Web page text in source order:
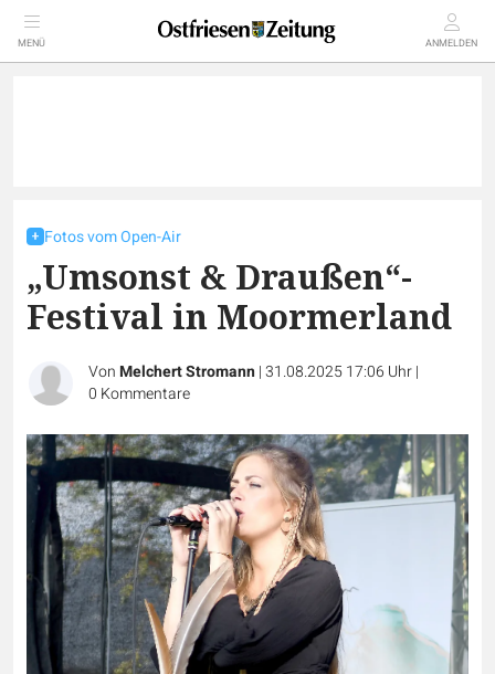
MENÜ ANMELDEN
Fotos vom Open-Air
„Umsonst & Draußen“-
Festival in Moormerland
VonMelchert Stromann|31.08.2025 17:06 Uhr|
0 Kommentare